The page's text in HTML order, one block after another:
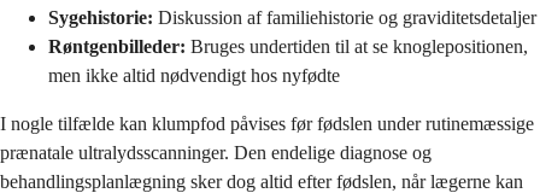
Sygehistorie: Diskussion af familiehistorie og graviditetsdetaljer
Røntgenbilleder: Bruges undertiden til at se knoglepositionen,
men ikke altid nødvendigt hos nyfødte
I nogle tilfælde kan klumpfod påvises før fødslen under rutinemæssige
prænatale ultralydsscanninger. Den endelige diagnose og
behandlingsplanlægning sker dog altid efter fødslen, når lægerne kan